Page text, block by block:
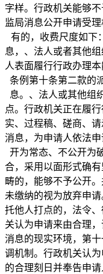
字样。行政机关能够
监局消息公开申请受
有的，收费尺度如下
息，、法人或者其他
人表面履行行政办理
条例第十条第二款的
息。、法人或其他组
点。行政机关正在履
实、过程稿、磋商、
消息，为申请人依法
开为常态、不公开为
合，采用以面形式确
畴的，能够不予公开
未缴纳的视为放弃申
托他人打点的，法令
关认为申请来由合理
消息的现实环境，第
调机制。行政机关认
的合理刻日并奉告申